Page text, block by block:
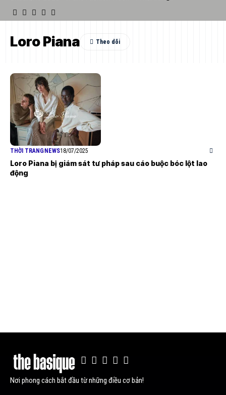
Loro Piana
THỜI TRANGNEWS18/07/2025
Loro Piana bị giám sát tư pháp sau cáo buộc bóc lột lao
động
Nơi phong cách bắt đầu từ những điều cơ bản!